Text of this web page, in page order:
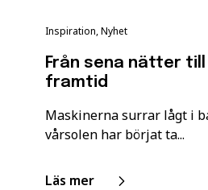
Inspiration, Nyhet
Från sena nätter till
framtid
Maskinerna surrar lågt i
vårsolen har börjat ta...
Läs mer